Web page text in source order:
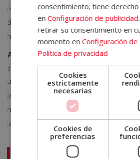
¡Pruébalas y juzga por ti mismo cuál se
día! Descubrirás decenas de
más sencilla como interiorista.
Aprender interiorismo online con
¿Te gustaría comenzar a decorar y
una de estas aplicaciones puede ser la
probar tus habilidades, pero si de
mejor que una formación especializada
las habilidades necesarias de un interiorista.
Máster en Interiorismo, Diseño y
consentimiento; tiene
enConfiguración de publicidad
retirar su consentimiento en
momento enConfiguración de
Política de privacidad
Cookies
estrictamente
necesarias
Cookies de
preferencias